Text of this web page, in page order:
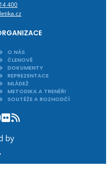
400
O NÁS
ČLENOVÉ
DOKUMENTY
REPREZENTACE
MLÁDEŽ
METODIKA A TRENÉŘI
SOUTĚŽE A ROZHODČÍ
by